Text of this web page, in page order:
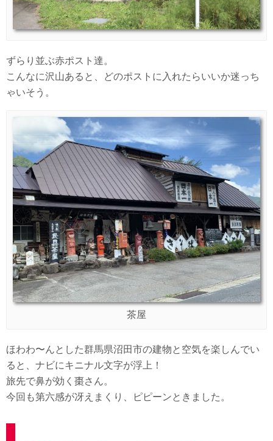
ずらり並ぶ赤ポスト達。
こんなに沢山あると、どのポストに入れたらいいか迷っち
ゃいそう。
茶屋
ほわわ〜んとした群馬県沼田市の建物と空気を楽しんでい
ると、ナビにキニナル文字が浮上！
旅先で鼻が効く棗さん。
今回も第六感が冴えまくり、ピピーンときました。